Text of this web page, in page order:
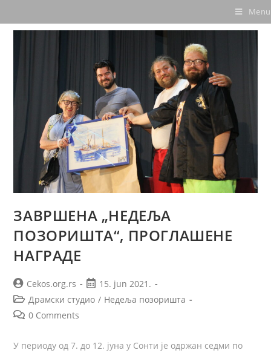
Menu
ЗАВРШЕНА „НЕДЕЉА
ПОЗОРИШТА“, ПРОГЛАШЕНЕ
НАГРАДЕ
Cekos.org.rs
15. jun 2021.
Драмски студио / Недеља позоришта
0 Comments
У периоду од 7. до 12. јуна у Сонти је одржан седми по